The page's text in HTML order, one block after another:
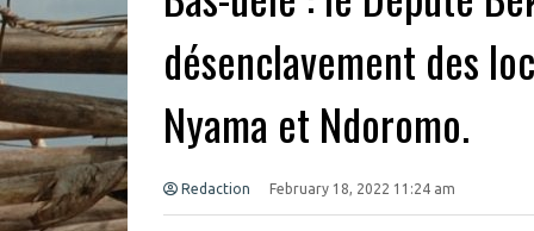
désenclavement des
Nyama et Ndoromo.
Redaction February 18, 2022 11:24 am